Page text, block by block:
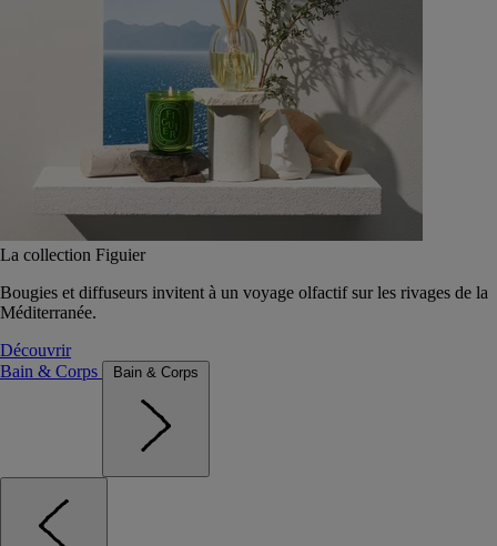
La collection Figuier
Bougies et diffuseurs invitent à un voyage olfactif sur les rivages de la
Méditerranée.
Découvrir
Bain & Corps
Bain & Corps